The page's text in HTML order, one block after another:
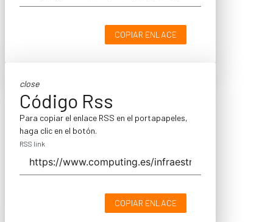
COPIAR ENLACE
close
Código Rss
Para copiar el enlace RSS en el portapapeles,
haga clic en el botón.
RSS link
COPIAR ENLACE